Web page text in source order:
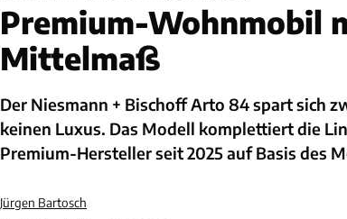
Premium-Wohnmobil
Mittelmaß
Der Niesmann + Bischoff Arto 84 spart sich
keinen Luxus. Das Modell komplettiert die
Premium-Hersteller seit 2025 auf Basis des
Jürgen Bartosch